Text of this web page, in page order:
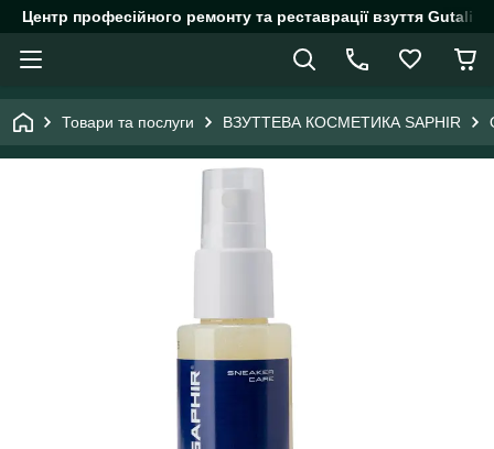
Центр професійного ремонту та реставрації взуття
Товари та послуги ВЗУТТЕВА КОСМЕТИКА SAPHIR